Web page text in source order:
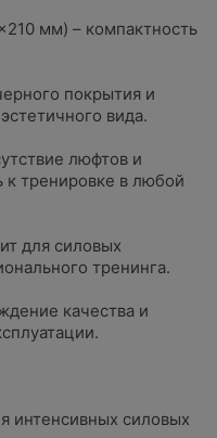
мм) – компактность
покрытия и
вида.
люфтов и
к тренировке в любой
для силовых
тренинга.
качества и
интенсивных силовых